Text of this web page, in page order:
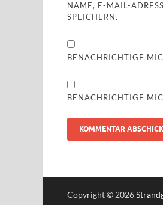
NAME, E-MAIL-
SPEICHERN.
BENACHRICHTIGE
BENACHRICHTIGE
Copyright © 2026